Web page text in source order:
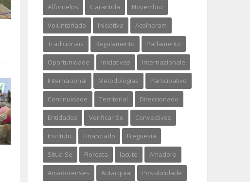
Alfornelos Garantida Novembro
Voluntariado Iniciativa Acolheram
Tradicionais Regulamento Parlamento
Oportunidade Iniciativas Internazionale
Internacional Metodologias Participativo
Continuidade Territorial Direccionado
Entidades Verificar-Se Convectivos
Instituto Financiado Freguesia
Situa-Se Floresta Iacute Amadora
Amadorenses Autarquia Possibilidade